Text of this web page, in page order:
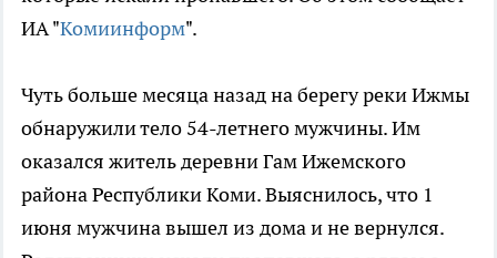
ИА "Комиинформ".
Чуть больше месяца назад на берегу реки Ижмы
обнаружили тело 54-летнего мужчины. Им
оказался житель деревни Гам Ижемского
района Республики Коми. Выяснилось, что 1
июня мужчина вышел из дома и не вернулся.